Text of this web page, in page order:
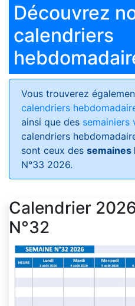
Découvrez
calendriers
Vous trouverez
calendriers
ainsi que des semainiers
calendriers
sont ceux des semaines
N°33 2026.
Calendrier
N°32